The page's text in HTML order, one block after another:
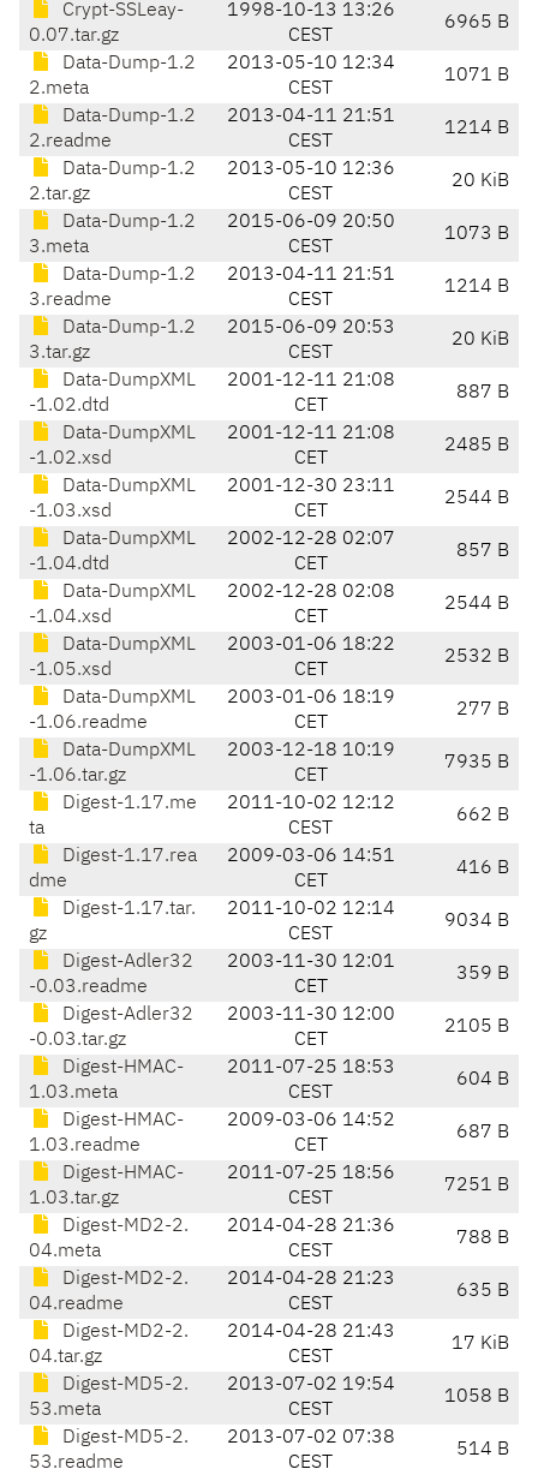
Crypt-SSLeay-
0.07.tar.gz
1998-10-13 13:26
CEST
6965 B
Data-Dump-1.2
2.meta
2013-05-10 12:34
CEST
1071 B
Data-Dump-1.2
2.readme
2013-04-11 21:51
CEST
1214 B
Data-Dump-1.2
2.tar.gz
2013-05-10 12:36
CEST
20 KiB
Data-Dump-1.2
3.meta
2015-06-09 20:50
CEST
1073 B
Data-Dump-1.2
3.readme
2013-04-11 21:51
CEST
1214 B
Data-Dump-1.2
3.tar.gz
2015-06-09 20:53
CEST
20 KiB
Data-DumpXML
-1.02.dtd
2001-12-11 21:08
CET
887 B
Data-DumpXML
-1.02.xsd
2001-12-11 21:08
CET
2485 B
Data-DumpXML
-1.03.xsd
2001-12-30 23:11
CET
2544 B
Data-DumpXML
-1.04.dtd
2002-12-28 02:07
CET
857 B
Data-DumpXML
-1.04.xsd
2002-12-28 02:08
CET
2544 B
Data-DumpXML
-1.05.xsd
2003-01-06 18:22
CET
2532 B
Data-DumpXML
-1.06.readme
2003-01-06 18:19
CET
277 B
Data-DumpXML
-1.06.tar.gz
2003-12-18 10:19
CET
7935 B
Digest-1.17.me
ta
2011-10-02 12:12
CEST
662 B
Digest-1.17.rea
dme
2009-03-06 14:51
CET
416 B
Digest-1.17.tar.
gz
2011-10-02 12:14
CEST
9034 B
Digest-Adler32
-0.03.readme
2003-11-30 12:01
CET
359 B
Digest-Adler32
-0.03.tar.gz
2003-11-30 12:00
CET
2105 B
Digest-HMAC-
1.03.meta
2011-07-25 18:53
CEST
604 B
Digest-HMAC-
1.03.readme
2009-03-06 14:52
CET
687 B
Digest-HMAC-
1.03.tar.gz
2011-07-25 18:56
CEST
7251 B
Digest-MD2-2.
04.meta
2014-04-28 21:36
CEST
788 B
Digest-MD2-2.
04.readme
2014-04-28 21:23
CEST
635 B
Digest-MD2-2.
04.tar.gz
2014-04-28 21:43
CEST
17 KiB
Digest-MD5-2.
53.meta
2013-07-02 19:54
CEST
1058 B
Digest-MD5-2.
53.readme
2013-07-02 07:38
CEST
514 B